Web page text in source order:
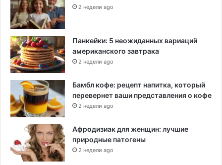
2 недели ago
Панкейки: 5 неожиданных вариаций
американского завтрака
2 недели ago
Бамбл кофе: рецепт напитка, который
перевернет ваши представления о кофе
2 недели ago
Афродизиак для женщин: лучшие
природные патогены
2 недели ago